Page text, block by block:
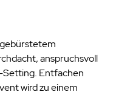
anspruchsvoll
Setting. Entfachen
wird zu einem